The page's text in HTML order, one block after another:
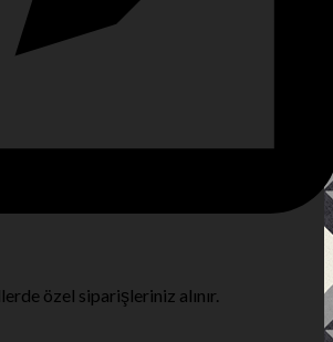
özel siparişleriniz alınır.